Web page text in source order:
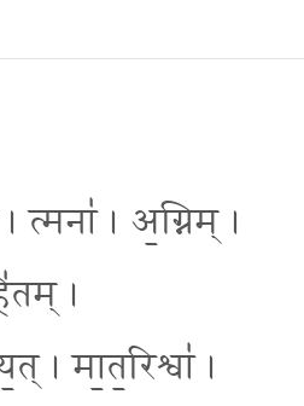
। अ॒ग्निम् ।
।
मा॒त॒रिश्वा॑ ।